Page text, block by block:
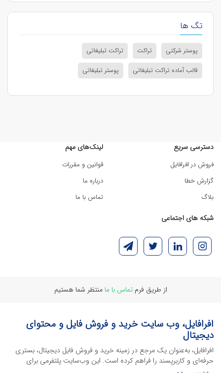
تگ ها
پوستر شرکتی تراکت
تراکت تبلیغاتی
قالب آماده تراکت تبلیغاتی
پوستر تبلیغاتی
دسترسی سریع
فروش در افرافایل
گزارش خطا
بلاگ
لینک‌های مهم
قوانین و مقررات
درباره ما
تماس با ما
شبکه های اجتماعی
از طریق فرمتماس با ما منتظر شما هستیم
افرافایل، وب سایت خرید و فروش فایل و محتوای
دیجیتال
افرافایل، به‌عنوان یک مرجع در زمینه خرید و فروش فایل دیجیتال، بستری
حرفه‌ای و کاربرپسند را فراهم کرده است. این وب‌سایت‌ پلتفرمی برای